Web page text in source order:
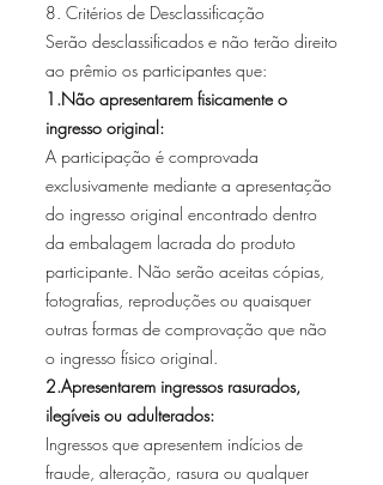
8. Critérios de Desclassificação
Serão desclassificados e não terão direito
ao prêmio os participantes que:
1.Não apresentarem fisicamente o
ingresso original:
A participação é comprovada
exclusivamente mediante a apresentação
do ingresso original encontrado dentro
da embalagem lacrada do produto
participante. Não serão aceitas cópias,
fotografias, reproduções ou quaisquer
outras formas de comprovação que não
o ingresso físico original.
2.Apresentarem ingressos rasurados,
ilegíveis ou adulterados:
Ingressos que apresentem indícios de
fraude, alteração, rasura ou qualquer